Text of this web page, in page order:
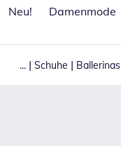
Neu!
Damenmode
... | Schuhe | Ballerinas